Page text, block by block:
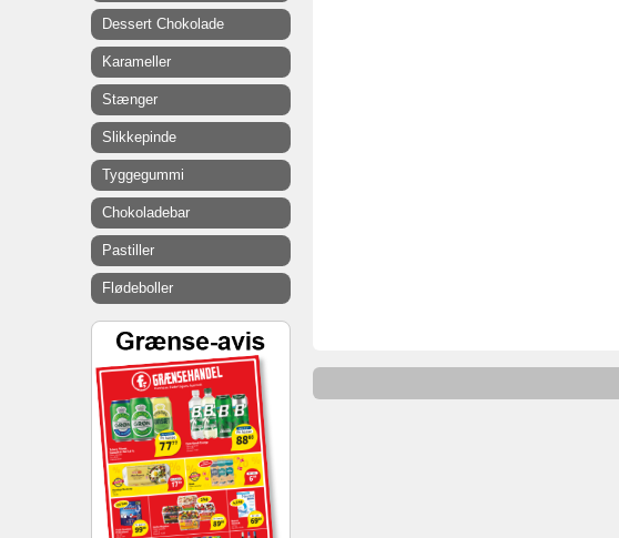
Dessert Chokolade
Karameller
Stænger
Slikkepinde
Tyggegummi
Chokoladebar
Pastiller
Flødeboller